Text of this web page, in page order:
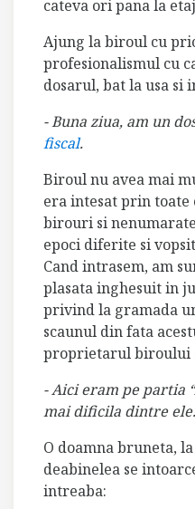
cateva ori pana la
Ajung la biroul cu
profesionalismul cu
dosarul, bat la usa si
- Buna ziua, am un
fiscal.
Biroul nu avea mai
era intesat prin
birouri si
epoci diferite si
Cand intrasem, am
plasata inghesuit in
privind la gramada
scaunul din fata
proprietarul biroului
- Aici eram pe partia
mai dificila dintre
O doamna bruneta,
deabinelea se
intreaba: